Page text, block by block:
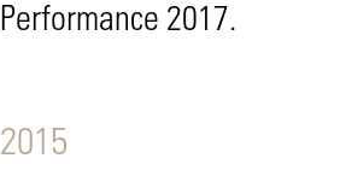
Performance 2017.
2015